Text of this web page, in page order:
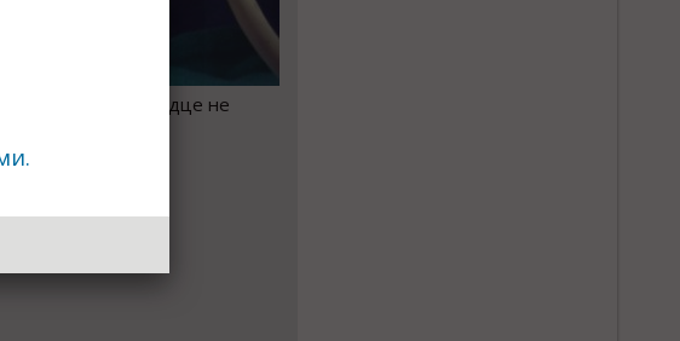
пропал пульс, сердце не
долларов.